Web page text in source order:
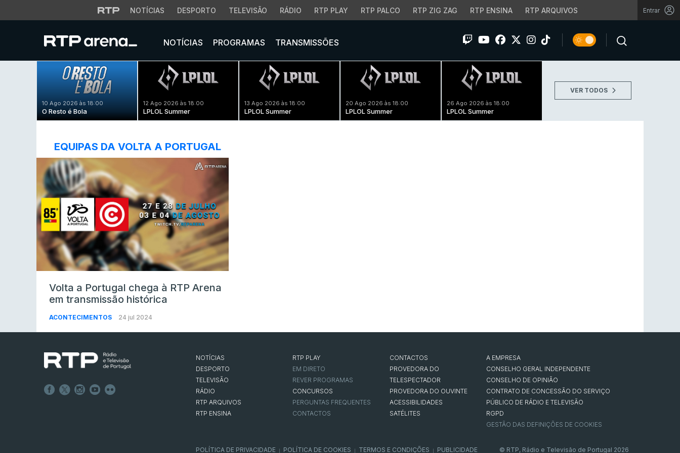
NOTÍCIAS DESPORTO TELEVISÃO RÁDIO RTP PLAY RTP PALCO RTP ZIG ZAG RTP ENSINA RTP ARQUIVOS Entrar
NOTÍCIAS PROGRAMAS TRANSMISSÕES
10 Ago 2026 às 18:00
O Resto é Bola
12 Ago 2026 às 18:00
LPLOL Summer
13 Ago 2026 às 18:00
LPLOL Summer
20 Ago 2026 às 18:00
LPLOL Summer
26 Ago 2026 às 18:00
LPLOL Summer
VER TODOS
EQUIPAS DA VOLTA A PORTUGAL
Volta a Portugal chega à RTP Arena
em transmissão histórica
ACONTECIMENTOS 24 jul 2024
NOTÍCIAS
DESPORTO
TELEVISÃO
RÁDIO
RTP ARQUIVOS
RTP ENSINA
RTP PLAY
EM DIRETO
REVER PROGRAMAS
CONCURSOS
PERGUNTAS FREQUENTES
CONTACTOS
CONTACTOS
PROVEDORA DO
TELESPECTADOR
PROVEDORA DO OUVINTE
ACESSIBILIDADES
SATÉLITES
A EMPRESA
CONSELHO GERAL INDEPENDENTE
CONSELHO DE OPINIÃO
CONTRATO DE CONCESSÃO DO SERVIÇO
PÚBLICO DE RÁDIO E TELEVISÃO
RGPD
GESTÃO DAS DEFINIÇÕES DE COOKIES
POLÍTICA DE PRIVACIDADE POLÍTICA DE COOKIES TERMOS E CONDIÇÕES PUBLICIDADE © RTP, Rádio e Televisão de Portugal 2026